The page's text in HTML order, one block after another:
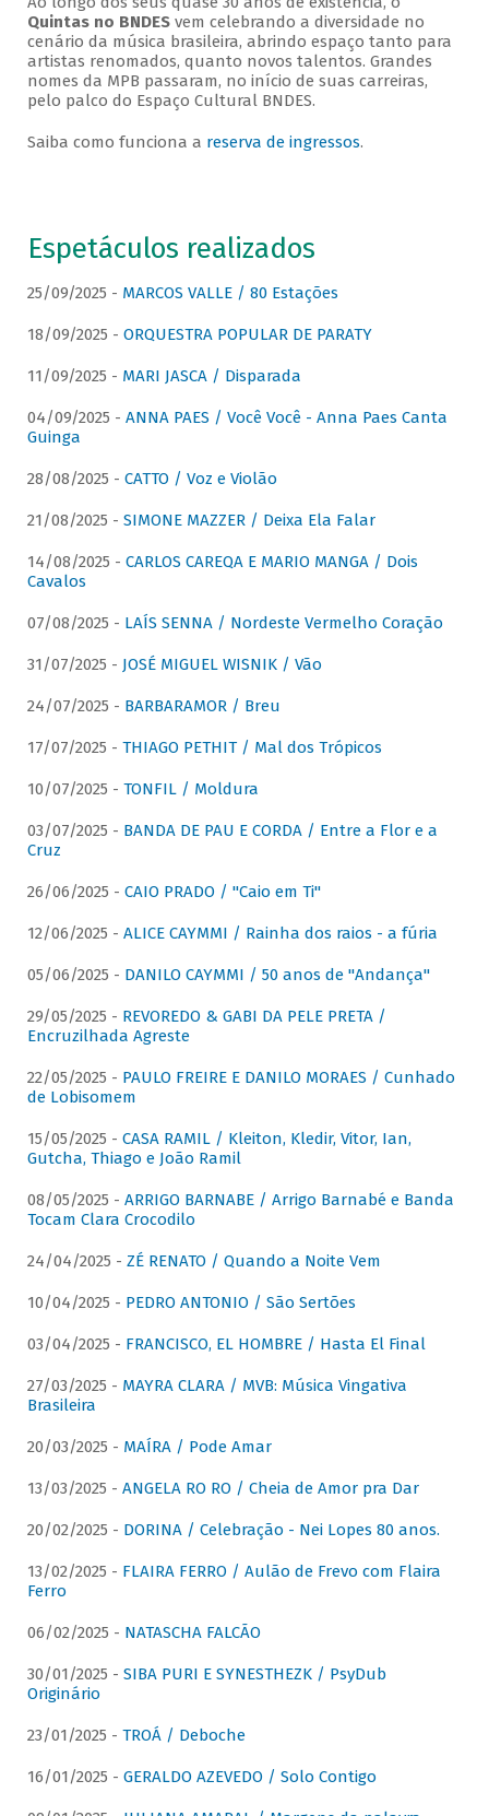
Quintas no BNDESvem celebrando a diversidade no
cenário da música brasileira, abrindo espaço tanto para
artistas renomados, quanto novos talentos. Grandes
nomes da MPB passaram, no início de suas carreiras,
pelo palco do Espaço Cultural BNDES.
Saiba como funciona a reserva de ingressos.
Espetáculos realizados
25/09/2025 - MARCOS VALLE / 80 Estações
18/09/2025 - ORQUESTRA POPULAR DE PARATY
11/09/2025 - MARI JASCA / Disparada
04/09/2025 - ANNA PAES / Você Você - Anna Paes Canta
Guinga
28/08/2025 - CATTO / Voz e Violão
21/08/2025 - SIMONE MAZZER / Deixa Ela Falar
14/08/2025 - CARLOS CAREQA E MARIO MANGA / Dois
Cavalos
07/08/2025 - LAÍS SENNA / Nordeste Vermelho Coração
31/07/2025 - JOSÉ MIGUEL WISNIK / Vão
24/07/2025 - BARBARAMOR / Breu
17/07/2025 - THIAGO PETHIT / Mal dos Trópicos
10/07/2025 - TONFIL / Moldura
03/07/2025 - BANDA DE PAU E CORDA / Entre a Flor e a
Cruz
26/06/2025 - CAIO PRADO / "Caio em Ti"
12/06/2025 - ALICE CAYMMI / Rainha dos raios - a fúria
05/06/2025 - DANILO CAYMMI / 50 anos de "Andança"
29/05/2025 - REVOREDO & GABI DA PELE PRETA /
Encruzilhada Agreste
22/05/2025 - PAULO FREIRE E DANILO MORAES / Cunhado
de Lobisomem
15/05/2025 - CASA RAMIL / Kleiton, Kledir, Vitor, Ian,
Gutcha, Thiago e João Ramil
08/05/2025 - ARRIGO BARNABE / Arrigo Barnabé e Banda
Tocam Clara Crocodilo
24/04/2025 - ZÉ RENATO / Quando a Noite Vem
10/04/2025 - PEDRO ANTONIO / São Sertões
03/04/2025 - FRANCISCO, EL HOMBRE / Hasta El Final
27/03/2025 - MAYRA CLARA / MVB: Música Vingativa
Brasileira
20/03/2025 - MAÍRA / Pode Amar
13/03/2025 - ANGELA RO RO / Cheia de Amor pra Dar
20/02/2025 - DORINA / Celebração - Nei Lopes 80 anos.
13/02/2025 - FLAIRA FERRO / Aulão de Frevo com Flaira
Ferro
06/02/2025 - NATASCHA FALCÃO
30/01/2025 - SIBA PURI E SYNESTHEZK / PsyDub
Originário
23/01/2025 - TROÁ / Deboche
16/01/2025 - GERALDO AZEVEDO / Solo Contigo